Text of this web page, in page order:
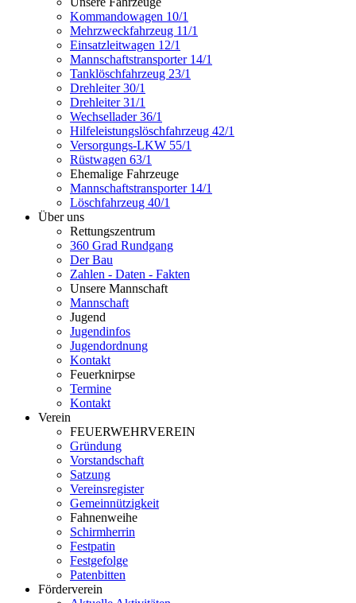
Kommandowagen 10/1
Mehrzweckfahrzeug 11/1
Einsatzleitwagen 12/1
Mannschaftstransporter 14/1
Tanklöschfahrzeug 23/1
Drehleiter 30/1
Drehleiter 31/1
Wechsellader 36/1
Hilfeleistungslöschfahrzeug 42/1
Versorgungs-LKW 55/1
Rüstwagen 63/1
Ehemalige Fahrzeuge
Mannschaftstransporter 14/1
Löschfahrzeug 40/1
Über uns
Rettungszentrum
360 Grad Rundgang
Der Bau
Zahlen - Daten - Fakten
Unsere Mannschaft
Mannschaft
Jugend
Jugendinfos
Jugendordnung
Kontakt
Feuerknirpse
Termine
Kontakt
Verein
FEUERWEHRVEREIN
Gründung
Vorstandschaft
Satzung
Vereinsregister
Gemeinnützigkeit
Fahnenweihe
Schirmherrin
Festpatin
Festgefolge
Patenbitten
Förderverein